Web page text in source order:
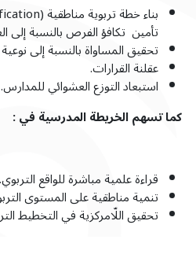
تأمين تكافؤ الفرص بالنسبة
تحقيق المساواة بالنسبة إلى
عقلنة القرارات.
استبعاد التوزع العشوائي للمدارس.
كما تسهم الخريطة المدرسية في :
قراءة علمية مباشرة للواقع التربوي.
تنمية مناطقية على المستوى
تحقيق اللّامركزية في التخطيط